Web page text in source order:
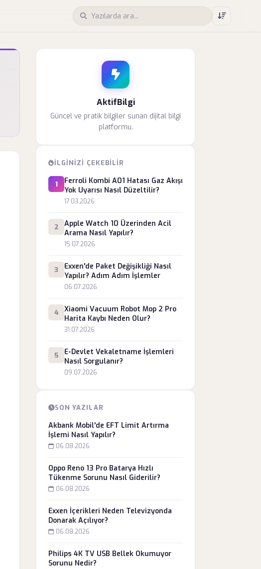
AktifBilgi
Güncel ve pratik bilgiler sunan dijital bilgi
platformu.
İLGINIZI ÇEKEBILIR
1
Ferroli Kombi A01 Hatası Gaz Akışı
Yok Uyarısı Nasıl Düzeltilir?
17.03.2026
2
Apple Watch 10 Üzerinden Acil
Arama Nasıl Yapılır?
15.07.2026
3
Exxen'de Paket Değişikliği Nasıl
Yapılır? Adım Adım İşlemler
06.07.2026
4
Xiaomi Vacuum Robot Mop 2 Pro
Harita Kaybı Neden Olur?
31.07.2026
5
E-Devlet Vekaletname İşlemleri
Nasıl Sorgulanır?
09.07.2026
SON YAZILAR
Akbank Mobil'de EFT Limit Artırma
İşlemi Nasıl Yapılır?
06.08.2026
Oppo Reno 13 Pro Batarya Hızlı
Tükenme Sorunu Nasıl Giderilir?
06.08.2026
Exxen İçerikleri Neden Televizyonda
Donarak Açılıyor?
06.08.2026
Philips 4K TV USB Bellek Okumuyor
Sorunu Nedir?